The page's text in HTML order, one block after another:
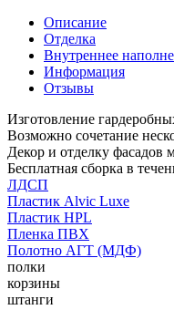
Описание
Отделка
Внутреннее
Информация
Отзывы
Изготовление
Возможно сочетание
Декор и отделку
Бесплатная сборка в
ЛДСП
Пластик Alvic Luxe
Пластик HPL
Пленка ПВХ
Полотно АГТ (МДФ)
полки
корзины
штанги